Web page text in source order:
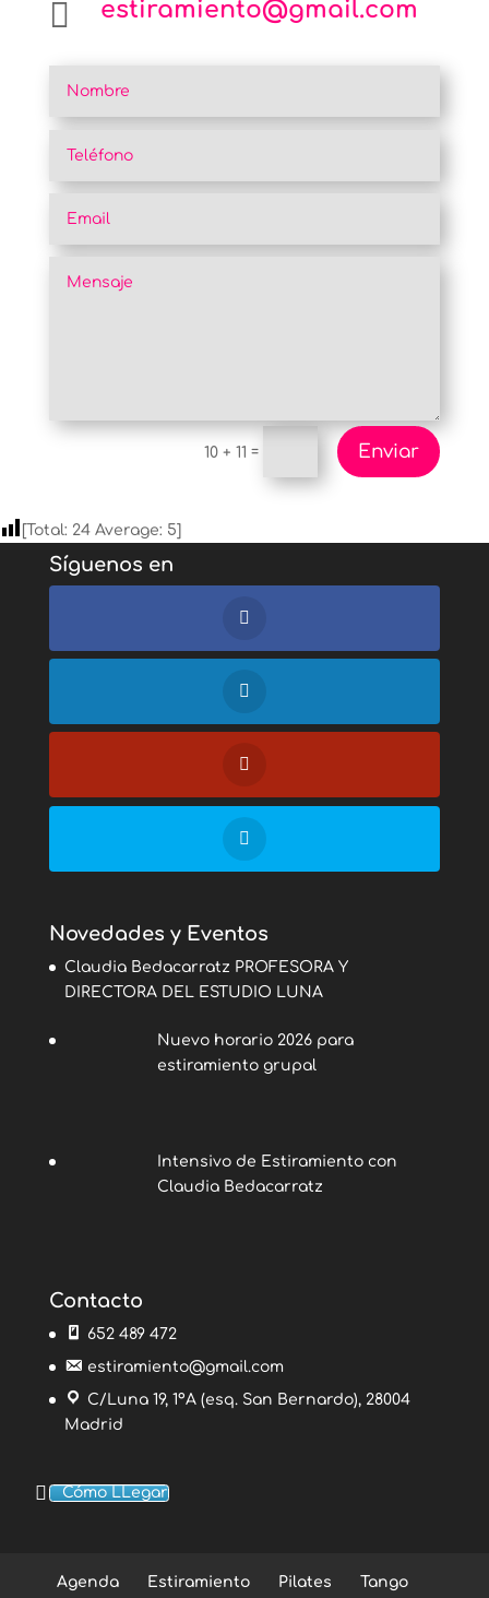
 estiramiento@gmail.com
10 + 11 = Enviar
[Total: 24 Average: 5]
Síguenos en
Novedades y Eventos
Claudia Bedacarratz PROFESORA Y
DIRECTORA DEL ESTUDIO LUNA
Nuevo horario 2026 para
estiramiento grupal
Intensivo de Estiramiento con
Claudia Bedacarratz
Contacto
652 489 472
estiramiento@gmail.com
C/Luna 19, 1ºA (esq. San Bernardo), 28004
Madrid
Cómo LLegar
Agenda Estiramiento Pilates Tango